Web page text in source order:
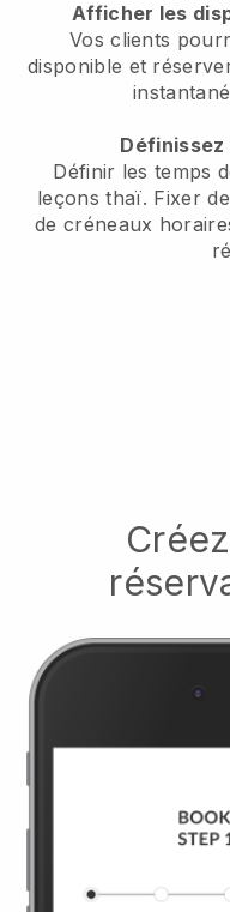
Afficher les
Vos clients
disponible et
Définir les temps
leçons thaï. Fixer
de créneaux